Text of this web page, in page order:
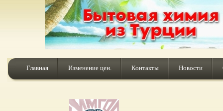
Главная Изменение цен. Контакты Новости